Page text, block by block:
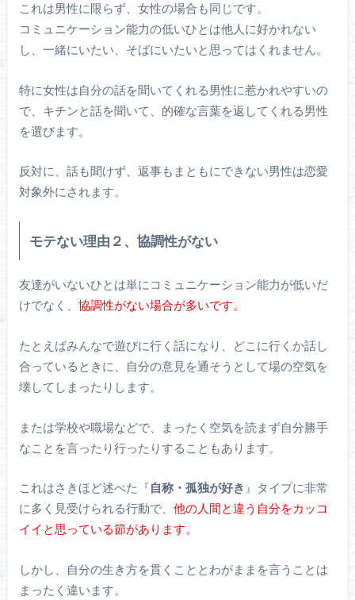
これは男性に限らず、女性の場合も同じです。
コミュニケーション能力の低いひとは他人に好かれない
し、一緒にいたい、そばにいたいと思ってはくれません。
特に女性は自分の話を聞いてくれる男性に惹かれやすいの
で、キチンと話を聞いて、的確な言葉を返してくれる男性
を選びます。
反対に、話も聞けず、返事もまともにできない男性は恋愛
対象外にされます。
モテない理由２、協調性がない
友達がいないひとは単にコミュニケーション能力が低いだ
けでなく、 協調性がない場合が多いです。
たとえばみんなで遊びに行く話になり、どこに行くか話し
合っているときに、自分の意見を通そうとして場の空気を
壊してしまったりします。
または学校や職場などで、まったく空気を読まず自分勝手
なことを言ったり行ったりすることもあります。
これはさきほど述べた『自称・孤独が好き 』タイプに非常
に多く見受けられる行動で、 他の人間と違う自分をカッコ
イイと思っている節があります。
しかし、自分の生き方を貫くこととわがままを言うことは
まったく違います。